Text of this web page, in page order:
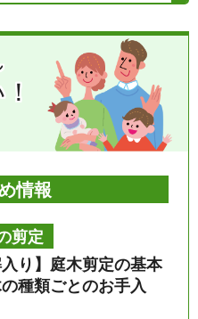
情報
剪定
入り】庭木剪定の基本
の種類ごとのお手入